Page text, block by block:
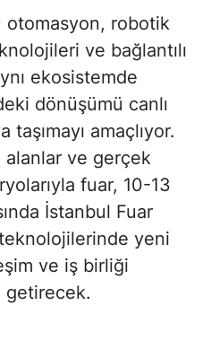
otomasyon, robotik
ve bağlantılı
ekosistemde
dönüşümü canlı
amaçlıyor.
alanlar ve gerçek
fuar, 10-13
İstanbul Fuar
yeni
ve iş birliği
getirecek.